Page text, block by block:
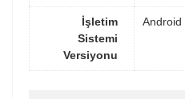
İşletim
Sistemi
Versiyonu
Android